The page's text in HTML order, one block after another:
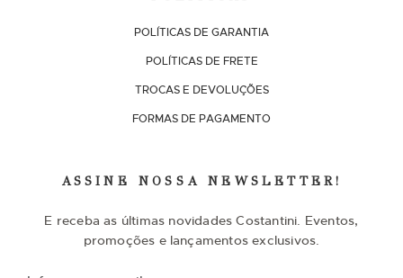
POLÍTICAS DE GARANTIA
POLÍTICAS DE FRETE
TROCAS E DEVOLUÇÕES
FORMAS DE PAGAMENTO
ASSINE NOSSA NEWSLETTER!
E receba as últimas novidades Costantini. Eventos,
promoções e lançamentos exclusivos.